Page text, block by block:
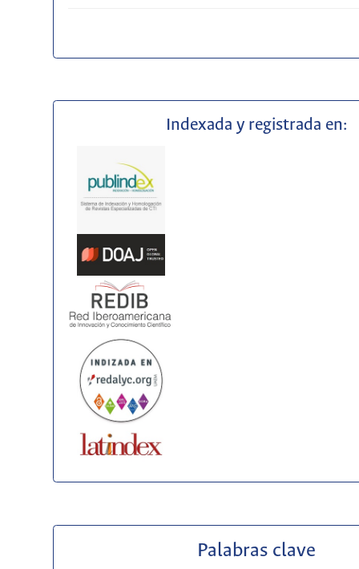
Indexada y registrada en:
Palabras clave